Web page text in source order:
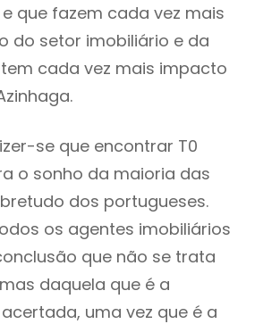
que fazem cada vez mais
do setor imobiliário e da
cada vez mais impacto
se que encontrar T0
o sonho da maioria das
dos portugueses.
os agentes imobiliários
que não se trata
daquela que é a
uma vez que é a